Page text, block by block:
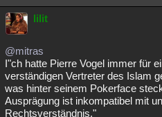
lilit
@mitras
I"ch hatte Pierre Vogel immer für
verständigen Vertreter des Islam
was hinter seinem Pokerface
Ausprägung ist inkompatibel mit
Rechtsverständnis."